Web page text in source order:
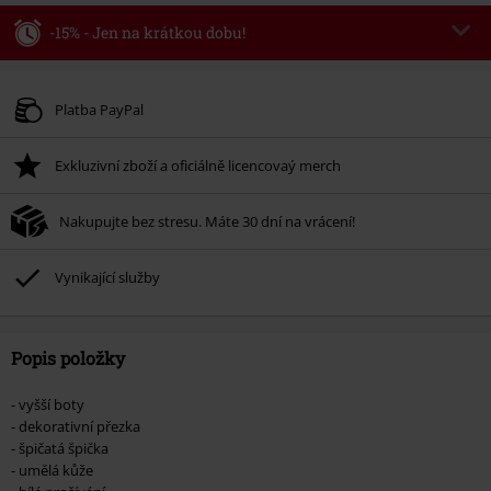
-15% - Jen na krátkou dobu!
Platné do 8/9/26
Po zadání kódu v košíku, se sleva uplatní automaticky.
Nelze kombinovat s jinými akciovými kódy. Sleva se nevztahuje na: knihy,
média, vstupenky, Rammstein, (Till) Lindemann, Böhse Onkelz, Broilers, Die
podpoříte nadaci.
Platba PayPal
Exkluzivní zboží a oficiálně licencovaý merch
Nakupujte bez stresu. Máte 30 dní na vrácení!
Vynikající služby
Popis položky
- vyšší boty
- dekorativní přezka
- špičatá špička
- umělá kůže